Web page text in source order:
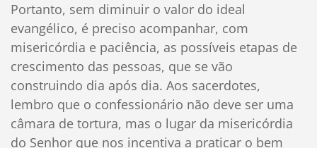
Portanto, sem diminuir o valor do ideal
evangélico, é preciso acompanhar, com
misericórdia e paciência, as possíveis etapas de
crescimento das pessoas, que se vão
construindo dia após dia. Aos sacerdotes,
lembro que o confessionário não deve ser uma
câmara de tortura, mas o lugar da misericórdia
do Senhor que nos incentiva a praticar o bem